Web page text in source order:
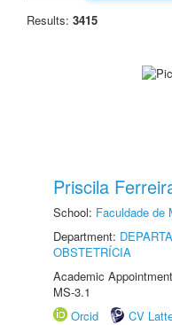
Results: 3415
Priscila
School: Faculdade de
Department:
OBSTETRÍCIA
Academic
MS-3.1
Orcid
CV